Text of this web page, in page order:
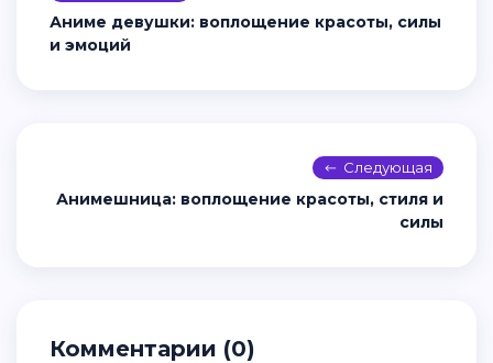
Аниме девушки: воплощение красоты, силы
и эмоций
Следующая
Анимешница: воплощение красоты, стиля и
силы
Комментарии (0)